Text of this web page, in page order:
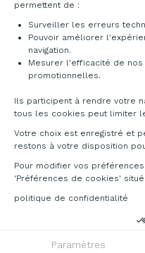
permettent de :
Surveiller les erreurs
Pouvoir améliorer
navigation.
Mesurer l'efficacité de
promotionnelles.
Ils participent à rendre votre
tous les cookies peut limiter
Votre choix est enregistré et
restons à votre disposition
Pour modifier vos
'Préférences de cookies'
politique de confidentialité
Paramètres
A35
Tissu B : Cura- 100%
Sable
B01
Curry
B02
Tissu B : Apollo-